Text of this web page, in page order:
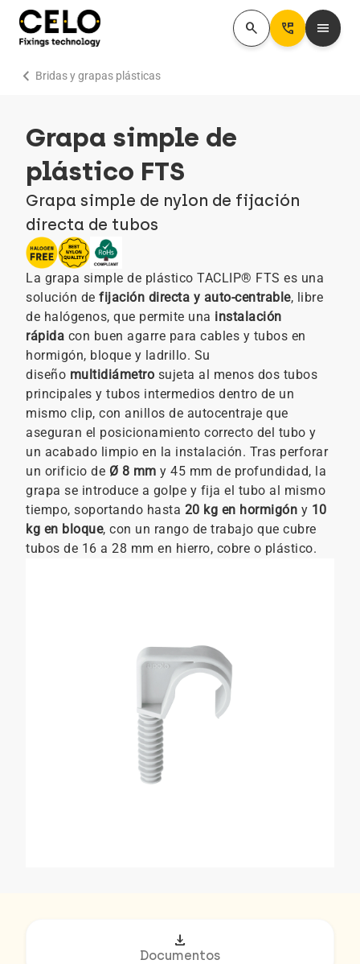
search Perm_Phone_Msg menu
Bridas y grapas plásticas
chevron_right
Grapa simple de
plástico FTS
Grapa simple de nylon de fijación
directa de tubos
La grapa simple de plástico TACLIP® FTS es una
solución de fijación directa y auto‑centrable, libre
de halógenos, que permite una instalación
rápida con buen agarre para cables y tubos en
hormigón, bloque y ladrillo. Su
diseño multidiámetro sujeta al menos dos tubos
principales y tubos intermedios dentro de un
mismo clip, con anillos de autocentraje que
aseguran el posicionamiento correcto del tubo y
un acabado limpio en la instalación. Tras perforar
un orificio de Ø 8 mm y 45 mm de profundidad, la
grapa se introduce a golpe y fija el tubo al mismo
tiempo, soportando hasta 20 kg en hormigón y 10
kg en bloque, con un rango de trabajo que cubre
tubos de 16 a 28 mm en hierro, cobre o plástico.
download
Documentos